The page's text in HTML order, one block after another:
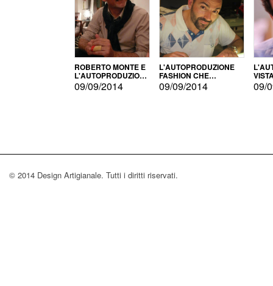
ROBERTO MONTE E
L'AUTOPRODUZIONE
CON IL CENSIMENTO
09/09/2014
L'AUTOPRODUZIONE
FASHION CHE
CONQUISTA GLI USA
09/09/2014 09/
© 2014 Design Artigianale. Tutti i diritti riservati.